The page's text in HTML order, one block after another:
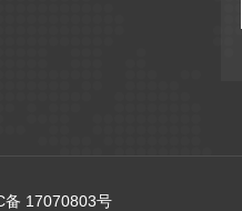
备 17070803号